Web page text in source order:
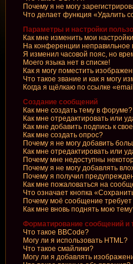
Почему я не могу
Что делает функция «Удалить
Параметры и настройки
Как мне изменить мои
На конференции неправильное
Я изменил часовой пояс, но
Моего языка нет в списке!
Как я могу поместить
Что такое звание и как я могу
Когда я щёлкаю по ссылке
Создание сообщений
Как мне создать тему в форуме?
Как мне отредактировать или
Как мне добавить подпись к
Как мне создать опрос?
Почему я не могу добавить
Как мне отредактировать или
Почему мне недоступны
Почему я не могу добавлять
Почему я получил
Как мне пожаловаться на
Что означает кнопка
Почему моё сообщение
Как мне вновь поднять мою
Форматирование сообщений и
Что такое BBCode?
Могу ли я использовать HTML?
Что такое смайлики?
Могу ли я добавлять